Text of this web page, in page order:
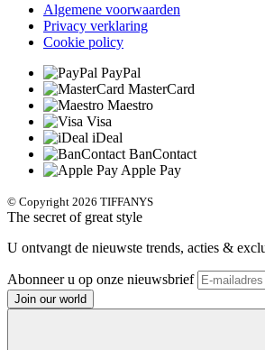
Algemene voorwaarden
Privacy verklaring
Cookie policy
PayPal
MasterCard
Maestro
Visa
iDeal
BanContact
Apple Pay
© Copyright 2026 TIFFANYS
The secret of great style
U ontvangt de nieuwste trends, acties &
Abonneer u op onze nieuwsbrief
Join our world